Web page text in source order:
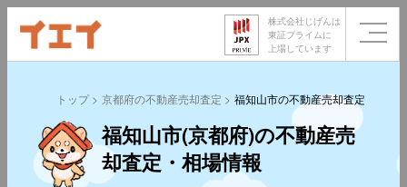
株式会社じげんは
東証プライムに
上場しています
トップ 京都府の不動産売却査定 福知山市の不動産売却査定
福知山市(京都府)の不動産売
却査定・相場情報